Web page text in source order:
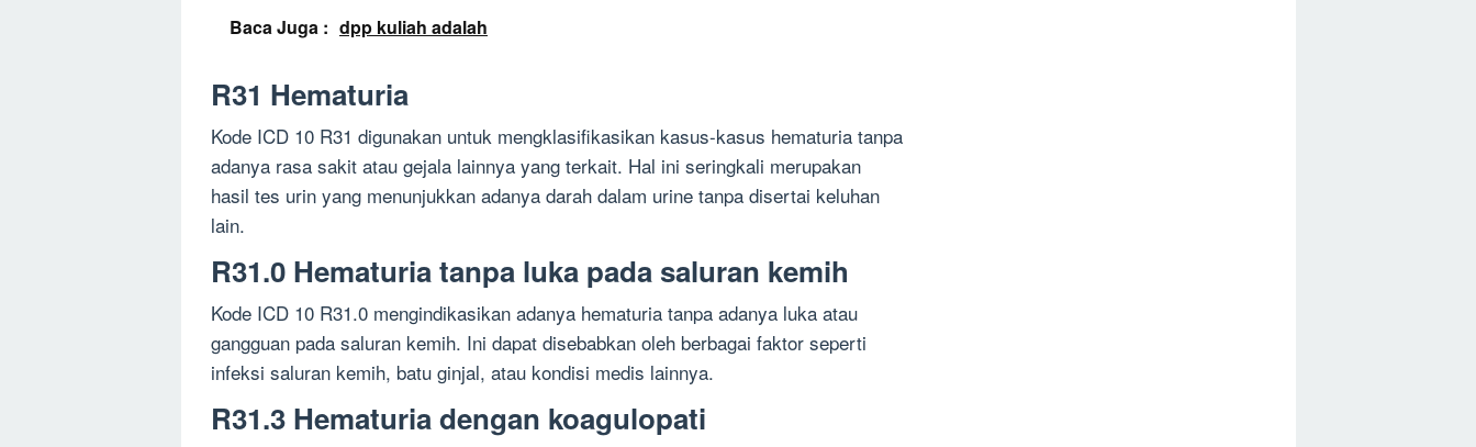
Baca Juga : dpp kuliah adalah
R31 Hematuria
Kode ICD 10 R31 digunakan untuk mengklasifikasikan kasus-kasus hematuria tanpa
adanya rasa sakit atau gejala lainnya yang terkait. Hal ini seringkali merupakan
hasil tes urin yang menunjukkan adanya darah dalam urine tanpa disertai keluhan
lain.
R31.0 Hematuria tanpa luka pada saluran kemih
Kode ICD 10 R31.0 mengindikasikan adanya hematuria tanpa adanya luka atau
gangguan pada saluran kemih. Ini dapat disebabkan oleh berbagai faktor seperti
infeksi saluran kemih, batu ginjal, atau kondisi medis lainnya.
R31.3 Hematuria dengan koagulopati